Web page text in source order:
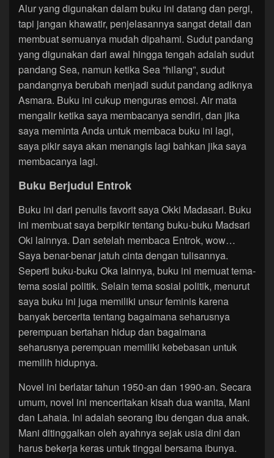
Alur yang digunakan dalam buku ini datang dan pergi,
tapi jangan khawatir, penjelasannya sangat detail dan
membuat semuanya mudah dipahami. Sudut pandang
yang digunakan dari awal hingga tengah adalah sudut
pandang Sea, namun ketika Sea “hilang”, sudut
pandangnya berubah menjadi sudut pandang adiknya
Asmara. Buku ini cukup menguras emosi. Air mata
mengalir ketika saya membacanya sendiri, dan jika
saya meminta Anda untuk membaca buku ini lagi,
saya pikir saya akan menangis lagi bahkan jika saya
membacanya lagi.
Buku Berjudul Entrok
Buku ini dari penulis favorit saya Okki Madasari. Buku
ini membuat saya berpikir tentang buku-buku Madsari
Oki lainnya. Dan setelah membaca Entrok, wow…
Saya benar-benar jatuh cinta dengan tulisannya.
Seperti buku-buku Oka lainnya, buku ini memuat tema-
tema sosial politik. Selain tema sosial politik, menurut
saya buku ini juga memiliki unsur feminis karena
banyak bercerita tentang bagaimana seharusnya
perempuan bertahan hidup dan bagaimana
seharusnya perempuan memiliki kebebasan untuk
memilih hidupnya.
Novel ini berlatar tahun 1950-an dan 1990-an. Secara
umum, novel ini menceritakan kisah dua wanita, Mani
dan Lahaia. Ini adalah seorang ibu dengan dua anak.
Mani ditinggalkan oleh ayahnya sejak usia dini dan
harus bekerja keras untuk tinggal bersama ibunya.